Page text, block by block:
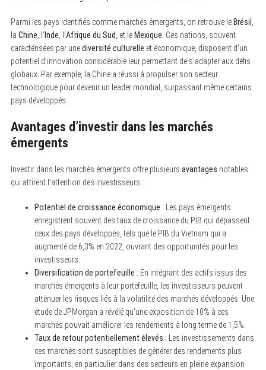
Parmi les pays identifiés comme marchés émergents, on retrouve le Brésil ,
la Chine, l’ Inde, l’Afrique du Sud, et le Mexique. Ces nations, souvent
caractérisées par unediversité culturelle et économique, disposent d’un
potentiel d’innovation considérable leur permettant de s’adapter aux défis
globaux. Par exemple, la Chine a réussi à propulser son secteur
technologique pour devenir un leader mondial, surpassant même certains
pays développés.
Avantages d’investir dans les marchés
émergents
Investir dans les marchés émergents offre plusieurs avantages notables
qui attirent l’attention des investisseurs :
Potentiel de croissance économique : Les pays émergents
enregistrent souvent des taux de croissance du PIB qui dépassent
ceux des pays développés, tels que le PIB du Vietnam qui a
augmenté de 6,3% en 2022, ouvrant des opportunités pour les
investisseurs.
Diversification de portefeuille : En intégrant des actifs issus des
marchés émergents à leur portefeuille, les investisseurs peuvent
atténuer les risques liés à la volatilité des marchés développés. Une
étude de JPMorgan a révélé qu’une exposition de 10% à ces
marchés pouvait améliorer les rendements à long terme de 1,5%.
Taux de retour potentiellement élevés : Les investissements dans
ces marchés sont susceptibles de générer des rendements plus
importants, en particulier dans des secteurs en pleine expansion